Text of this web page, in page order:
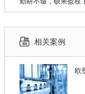
相关案例
欧